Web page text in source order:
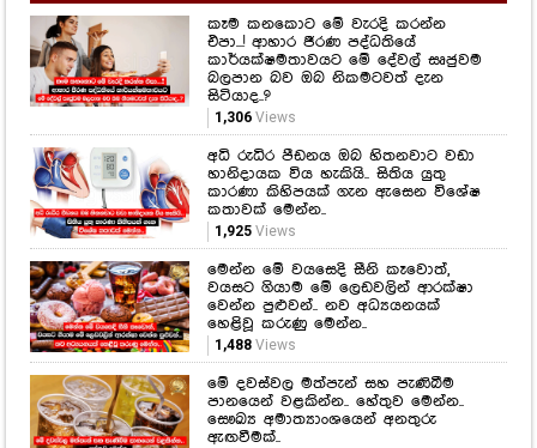
කෑම කනකොට මේ වැරදි කරන්න
එපා...! ආහාර ජීරණ පද්ධතියේ
කාර්යක්ෂමතාවයට මේ දේවල් සෘජුවම
බලපාන බව ඔබ නිකමටවත් දැන
සිටියාද..?
1,306Views
අධි රුධිර පීඩනය ඔබ හිතනවාට වඩා
හානිදායක විය හැකියි.. සිතිය යුතු
කාරණා කිහිපයක් ගැන ඇසෙන විශේෂ
කතාවක් මෙන්න..
1,925Views
මෙන්න මේ වයසෙදි සීනි කෑවොත්,
වයසට ගියාම මේ ලෙඩවලින් ආරක්ෂා
වෙන්න පුළුවන්.. නව අධ්‍යයනයක්
හෙළිවූ කරුණු මෙන්න..
1,488Views
මේ දවස්වල මත්පැන් සහ පැණිබීම
පානයෙන් වළකින්න.. හේතුව මෙන්න..
සෞඛ්‍ය අමාත්‍යාංශයෙන් අනතුරු
ඇඟවීමක්..